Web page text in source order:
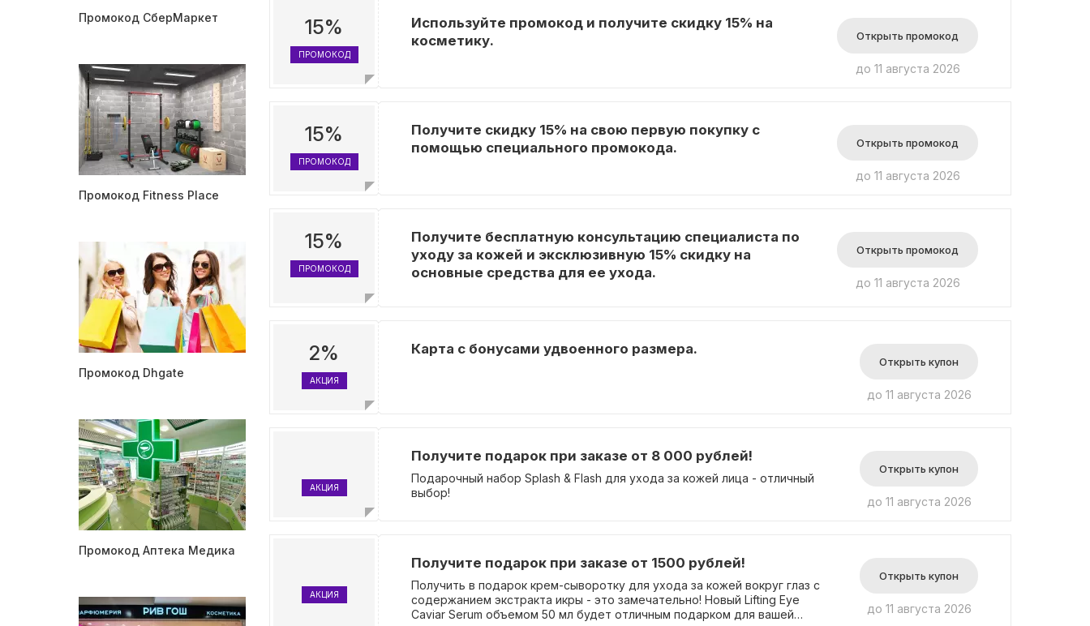
Промокод СберМаркет
Промокод Fitness Place
Промокод Dhgate
Промокод Аптека Медика
пользователей, которые загрузили документ, подтверждающий их
специалиста в индустрии красоты. Для получения промокода вам
"Аксессуары" и "SALE". Скидка 40% будет рассчитываться от
начальной розничной цены товаров.
15%
ПРОМОКОД
Используйте промокод и получите скидку 15% на
косметику.
Открыть промокод
до 11 августа 2026
15%
ПРОМОКОД
Получите скидку 15% на свою первую покупку с
помощью специального промокода.
Открыть промокод
до 11 августа 2026
15%
ПРОМОКОД
Получите бесплатную консультацию специалиста по
уходу за кожей и эксклюзивную 15% скидку на
основные средства для ее ухода.
Открыть промокод
до 11 августа 2026
2%
АКЦИЯ
Карта с бонусами удвоенного размера.
Открыть купон
до 11 августа 2026
АКЦИЯ
Получите подарок при заказе от 8 000 рублей!
Подарочный набор Splash & Flash для ухода за кожей лица - отличный
выбор!
Открыть купон
до 11 августа 2026
АКЦИЯ
Получите подарок при заказе от 1500 рублей!
Получить в подарок крем-сыворотку для ухода за кожей вокруг глаз с
содержанием экстракта икры - это замечательно! Новый Lifting Eye
Caviar Serum объемом 50 мл будет отличным подарком для вашей
Открыть купон
до 11 августа 2026